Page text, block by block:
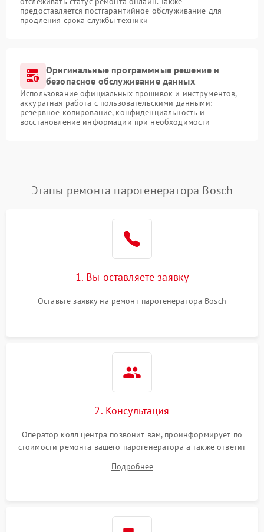
предоставляется постгарантийное обслуживание для
продления срока службы техники
Оригинальные программные решение и
безопасное обслуживание данных
Использование официальных прошивок и инструментов,
аккуратная работа с пользовательскими данными:
резервное копирование, конфиденциальность и
восстановление информации при необходимости
Этапы ремонта парогенератора Bosch
1. Вы оставляете заявку
Оставьте заявку на ремонт парогенератора Bosch
2. Консультация
Оператор колл центра позвонит вам, проинформирует по
стоимости ремонта вашего парогенератора а также ответит
Подробнее